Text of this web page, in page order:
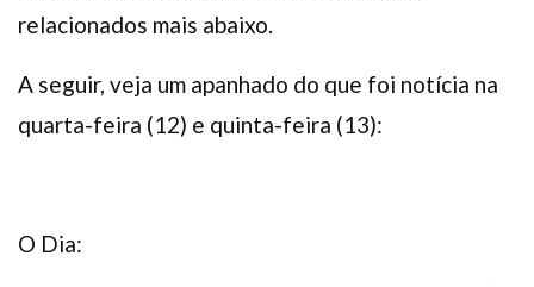
relacionados mais abaixo.
A seguir, veja um apanhado do que foi notícia na
quarta-feira (12) e quinta-feira (13):
O Dia: